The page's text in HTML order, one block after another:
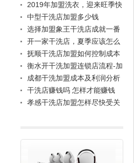
2019年加盟洗衣，迎来旺季快
速实现成本营收
中型干洗店加盟多少钱
选择加盟象王干洗店成就一番
事业
开一家干洗店，夏季应该怎么
经营。
抚顺干洗店加盟如何控制成本
衡水开干洗加盟连锁店流程-加
盟干洗店要注意什么?
成都干洗加盟成本及利润分析
干洗店赚钱吗 怎样才能赚钱
孝感干洗店加盟怎样尽快受关